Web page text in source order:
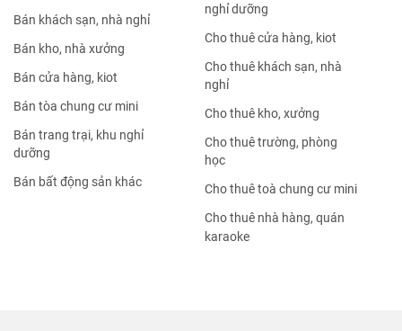
Bán khách sạn, nhà nghỉ
Bán kho, nhà xưởng
Bán cửa hàng, kiot
Bán tòa chung cư mini
Bán trang trại, khu nghỉ
dưỡng
Bán bất động sản khác
nghỉ dưỡng
Cho thuê cửa hàng, kiot
Cho thuê khách sạn, nhà
nghỉ
Cho thuê kho, xưởng
Cho thuê trường, phòng
học
Cho thuê toà chung cư mini
Cho thuê nhà hàng, quán
karaoke